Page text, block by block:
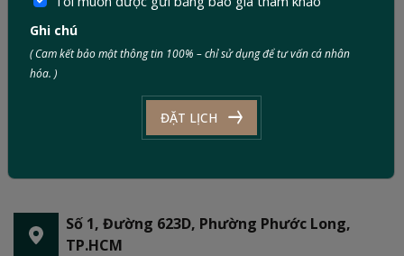
Số 1, Đường 623D, Phường Phước Long,
TP.HCM
Ghi chú
( Cam kết bảo mật thông tin 100% – chỉ sử dụng để tư vấn cá nhân
hóa. )
ĐẶT LỊCH